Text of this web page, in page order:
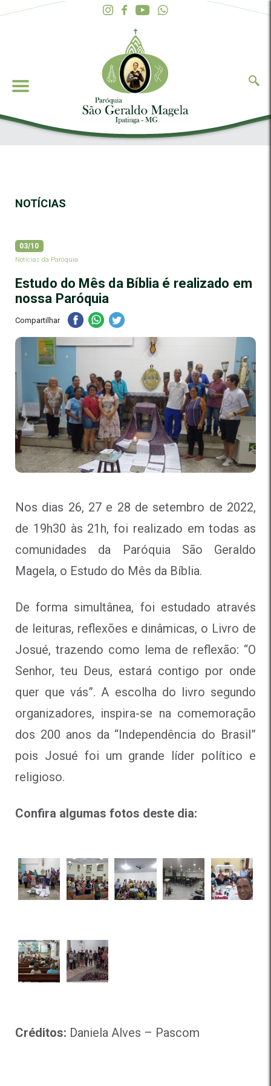
NOTÍCIAS
03/10
Notícias da Paróquia
Estudo do Mês da Bíblia é realizado em
nossa Paróquia
Compartilhar
Nos dias 26, 27 e 28 de setembro de 2022,
de 19h30 às 21h, foi realizado em todas as
comunidades da Paróquia São Geraldo
Magela, o Estudo do Mês da Bíblia.
De forma simultânea, foi estudado através
de leituras, reflexões e dinâmicas, o Livro de
Josué, trazendo como lema de reflexão: “O
Senhor, teu Deus, estará contigo por onde
quer que vás”. A escolha do livro segundo
organizadores, inspira-se na comemoração
dos 200 anos da “Independência do Brasil”
pois Josué foi um grande líder político e
religioso.
Confira algumas fotos deste dia:
Créditos: Daniela Alves – Pascom